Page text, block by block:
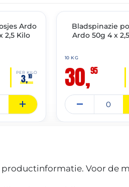
Ardo
2,5 Kilo
PER KILO
3,10
✓ VAST ASSORTIMENT
Bladspinazie
Ardo 50g 4 x
10 KG
30,95
Voor de